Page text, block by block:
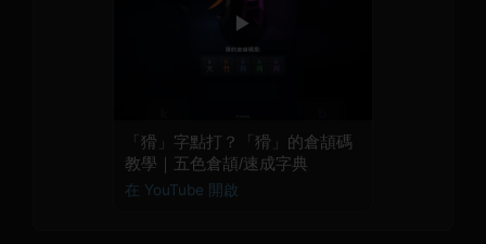
▶
「猾」字點打？「猾」的倉頡碼
教學｜五色倉頡/速成字典
在 YouTube 開啟